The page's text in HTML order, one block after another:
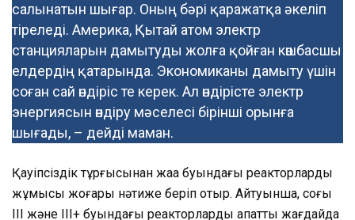
салынатын шығар. Оның бәрі қаражатқа әкеліп
тіреледі. Америка, Қытай атом электр
станцияларын дамытуды жолға қойған көшбасшы
елдердің қатарында. Экономиканы дамыту үшін
соған сай өндіріс те керек. Ал өндірісте электр
энергиясын өндіру мәселесі бірінші орынға
шығады, – дейді маман.
Қауіпсіздік тұрғысынан жаңа буындағы реакторлардың
жұмысы жоғары нәтиже беріп отыр. Айтуынша, соңғы
ІІІ және ІІІ+ буындағы реакторлардың апатты жағдайда